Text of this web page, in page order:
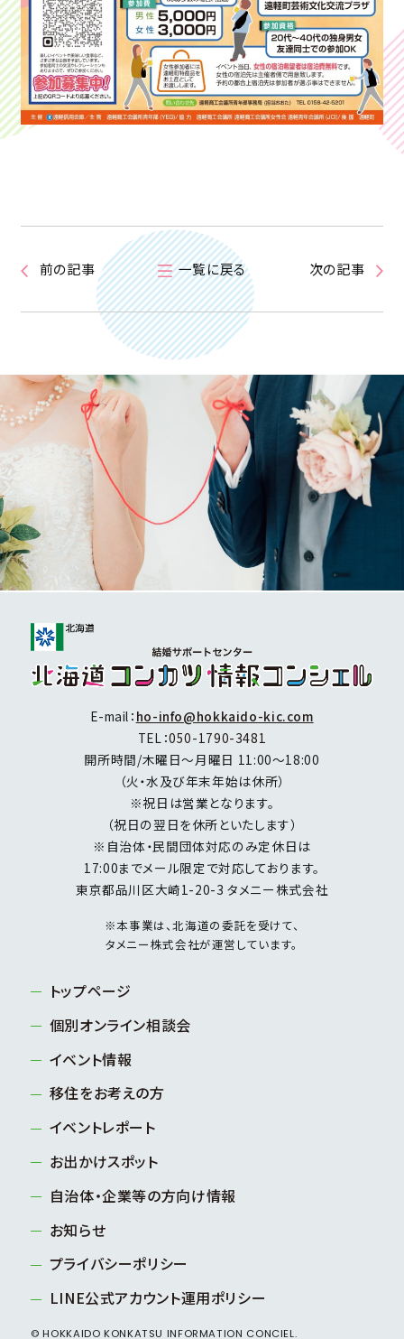
前の記事 一覧に戻る 次の記事
E-mail： ho-info@hokkaido-kic.com
TEL：050-1790-3481
開所時間/木曜日～月曜日 11:00～18:00
（火・水及び年末年始は休所）
※祝日は営業となります。
（祝日の翌日を休所といたします）
※自治体・民間団体対応のみ定休日は
17:00までメール限定で対応しております。
東京都品川区大崎1-20-3 タメニー株式会社
※本事業は、北海道の委託を受けて、
タメニー株式会社が運営しています。
トップページ
個別オンライン相談会
イベント情報
移住をお考えの方
イベントレポート
お出かけスポット
自治体・企業等の方向け情報
お知らせ
プライバシーポリシー
LINE公式アカウント運用ポリシー
© HOKKAIDO KONKATSU INFORMATION CONCIEL.